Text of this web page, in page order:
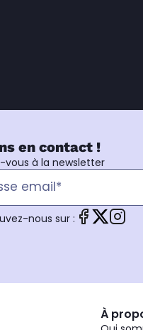
en contact !
vous à la newsletter
nous sur :
À